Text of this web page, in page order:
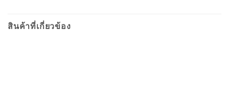
สินค้าที่เกี่ยวข้อง